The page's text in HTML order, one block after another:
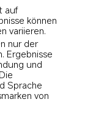
auf
können
variieren.
nur der
Ergebnisse
und
Sprache
von